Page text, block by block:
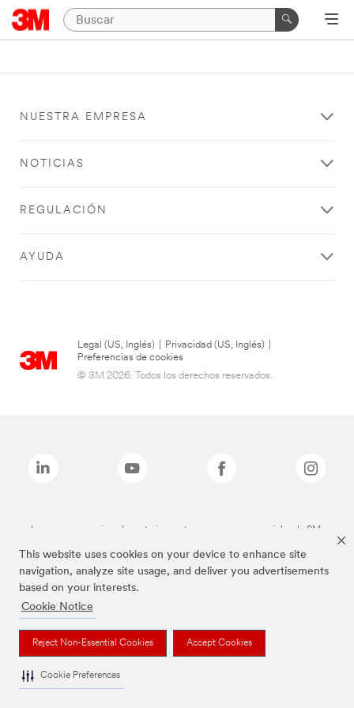
This website uses cookies on your device to enhance site
navigation, analyze site usage, and deliver you advertisements
based on your interests.
Cookie Notice
Reject Non-Essential Cookies Accept Cookies
Cookie Preferences
NUESTRA EMPRESA
NOTICIAS
REGULACIÓN
AYUDA
Legal (US, Inglés) Privacidad (US, Inglés)
Preferencias de cookies
© 3M 2026. Todos los derechos reservados..
Las marcas mencionadas anteriormente son marcas comerciales de 3M.